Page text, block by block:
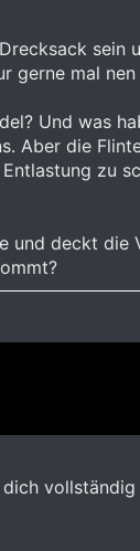
sein
gerne mal nen
Und was
Aber die
zu
und deckt die